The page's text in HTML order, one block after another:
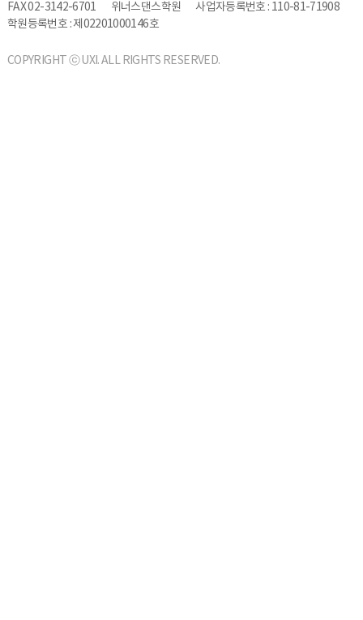
FAX 02-3142-6701
위너스댄스학원
사업자등록번호 : 110-81-71908
학원등록번호 : 제02201000146호
COPYRIGHT ⓒ UXI. ALL RIGHTS RESERVED.